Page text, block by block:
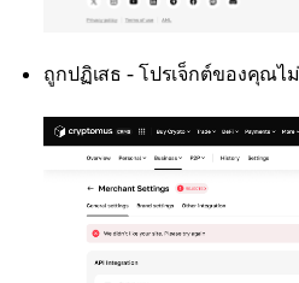
ถูกปฏิเสธ - โปรเจ็กต์ของคุณไ